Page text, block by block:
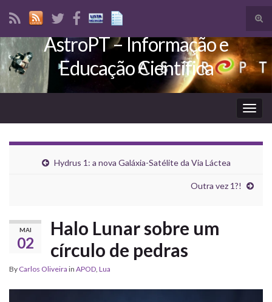
Search for:
AstroPT – Informação e
Educação Científica
Hydrus 1: a nova Galáxia-Satélite da Via Láctea
Outra vez 1?!
MAI
02
Halo Lunar sobre um
círculo de pedras
By Carlos Oliveira in APOD, Lua